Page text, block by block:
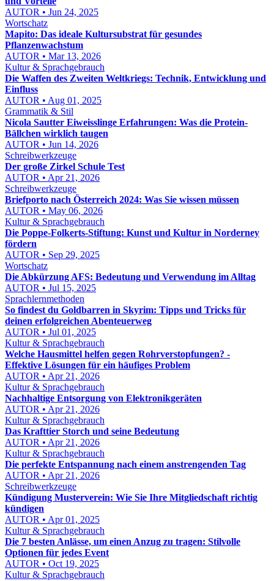
AUTOR • Jun 24, 2025
Wortschatz
Mapito: Das ideale Kultursubstrat für gesundes
Pflanzenwachstum
AUTOR • Mar 13, 2026
Kultur & Sprachgebrauch
Die Waffen des Zweiten Weltkriegs: Technik, Entwicklung und
Einfluss
AUTOR • Aug 01, 2025
Grammatik & Stil
Nicola Sautter Eiweisslinge Erfahrungen: Was die Protein-
Bällchen wirklich taugen
AUTOR • Jun 14, 2026
Schreibwerkzeuge
Der große Zirkel Schule Test
AUTOR • Apr 21, 2026
Schreibwerkzeuge
Briefporto nach Österreich 2024: Was Sie wissen müssen
AUTOR • May 06, 2026
Kultur & Sprachgebrauch
Die Poppe-Folkerts-Stiftung: Kunst und Kultur in Norderney
fördern
AUTOR • Sep 29, 2025
Wortschatz
Die Abkürzung AFS: Bedeutung und Verwendung im Alltag
AUTOR • Jul 15, 2025
Sprachlernmethoden
So findest du Goldbarren in Skyrim: Tipps und Tricks für
deinen erfolgreichen Abenteuerweg
AUTOR • Jul 01, 2025
Kultur & Sprachgebrauch
Welche Hausmittel helfen gegen Rohrverstopfungen? -
Effektive Lösungen für ein häufiges Problem
AUTOR • Apr 21, 2026
Kultur & Sprachgebrauch
Nachhaltige Entsorgung von Elektronikgeräten
AUTOR • Apr 21, 2026
Kultur & Sprachgebrauch
Das Krafttier Storch und seine Bedeutung
AUTOR • Apr 21, 2026
Kultur & Sprachgebrauch
Die perfekte Entspannung nach einem anstrengenden Tag
AUTOR • Apr 21, 2026
Schreibwerkzeuge
Kündigung Musterverein: Wie Sie Ihre Mitgliedschaft richtig
kündigen
AUTOR • Apr 01, 2025
Kultur & Sprachgebrauch
Die 7 besten Anlässe, um einen Anzug zu tragen: Stilvolle
Optionen für jedes Event
AUTOR • Oct 19, 2025
Kultur & Sprachgebrauch